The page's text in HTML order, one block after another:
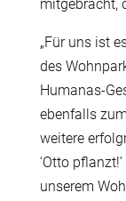
mitgebracht,
„Für uns ist
des
Humanas-
ebenfalls
weitere
‘Otto pflanzt!’
unserem